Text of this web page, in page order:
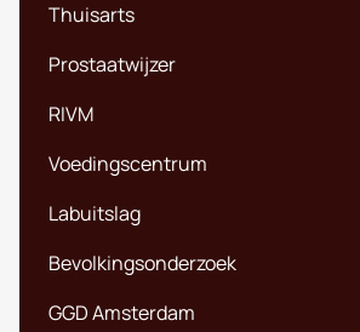
Thuisarts
Prostaatwijzer
RIVM
Voedingscentrum
Labuitslag
Bevolkingsonderzoek
GGD Amsterdam